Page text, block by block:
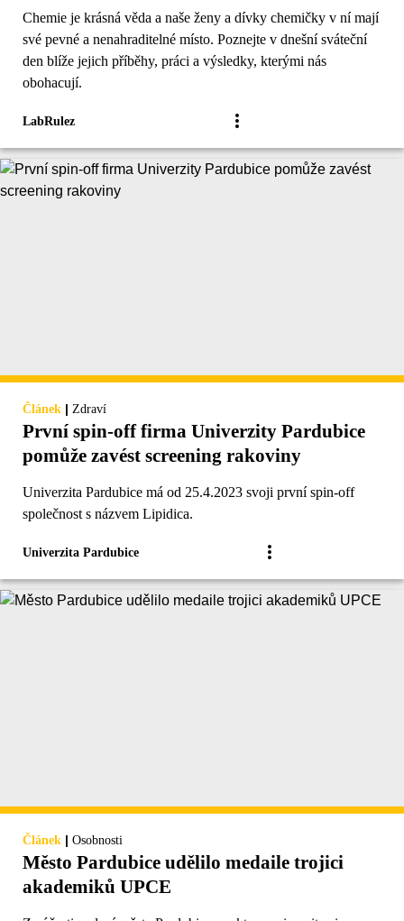
Chemie je krásná věda a naše ženy a dívky chemičky v ní mají
své pevné a nenahraditelné místo. Poznejte v dnešní sváteční
den blíže jejich příběhy, práci a výsledky, kterými nás
obohacují.
LabRulez
Článek | Zdraví
První spin-off firma Univerzity Pardubice
pomůže zavést screening rakoviny
Univerzita Pardubice má od 25.4.2023 svoji první spin-off
společnost s názvem Lipidica.
Univerzita Pardubice
Článek | Osobnosti
Město Pardubice udělilo medaile trojici
akademiků UPCE